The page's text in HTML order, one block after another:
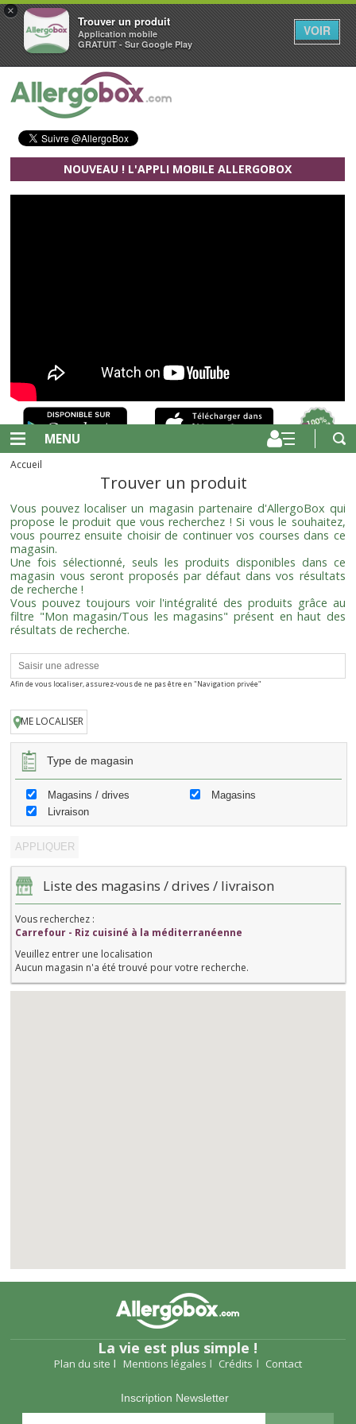
×
Trouver un produit
Application mobile
GRATUIT - Sur Google Play
VOIR
Aller au contenu principal
NOUVEAU ! L'APPLI MOBILE ALLERGOBOX
MENU
Accueil
Trouver un produit
Vous pouvez localiser un magasin partenaire d'AllergoBox qui
propose le produit que vous recherchez ! Si vous le souhaitez,
vous pourrez ensuite choisir de continuer vos courses dans ce
magasin.
Une fois sélectionné, seuls les produits disponibles dans ce
magasin vous seront proposés par défaut dans vos résultats
de recherche !
Vous pouvez toujours voir l'intégralité des produits grâce au
filtre "Mon magasin/Tous les magasins" présent en haut des
résultats de recherche.
Afin de vous localiser, assurez-vous de ne pas être en "Navigation privée"
ME LOCALISER
Type de magasin
Magasins / drives
Magasins
Livraison
Liste des magasins / drives / livraison
Vous recherchez :
Carrefour - Riz cuisiné à la méditerranéenne
Veuillez entrer une localisation
Aucun magasin n'a été trouvé pour votre recherche.
La vie est plus simple !
Plan du site Mentions légales Crédits Contact
Inscription Newsletter